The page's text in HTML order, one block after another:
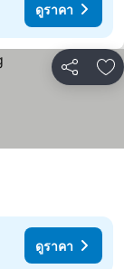
ดูราคา
แชร์ เ
ดูราคา